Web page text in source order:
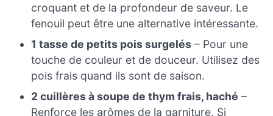
croquant et de la profondeur de saveur. Le
fenouil peut être une alternative intéressante.
1 tasse de petits pois surgelés – Pour une
touche de couleur et de douceur. Utilisez des
pois frais quand ils sont de saison.
2 cuillères à soupe de thym frais, haché –
Renforce les arômes de la garniture. Si